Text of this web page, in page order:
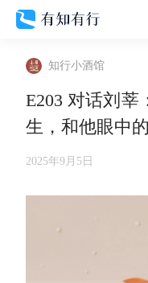
知行小酒馆
E203 对话刘莘
生，和他眼中
2025年9月5日